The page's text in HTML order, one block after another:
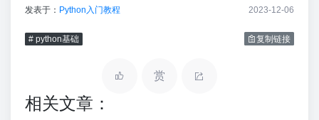
发表于： Python入门教程 2023-12-06
# python基础 复制链接
赏
相关文章：